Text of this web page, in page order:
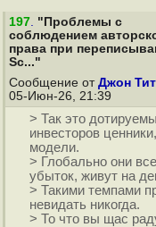
197. "Проблемы с
соблюдением
права при
Sc..."
Сообщение от Джон
05-Июн-26, 21:39
> Так это
инвесторов
модели.
> Глобально они
убыток, живут на
> Такими темпами
невидать никогда.
> То что вы щас